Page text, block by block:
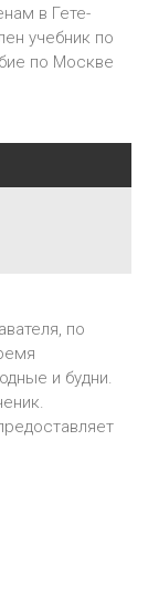
в Гете-
учебник по
по Москве
по
и будни.